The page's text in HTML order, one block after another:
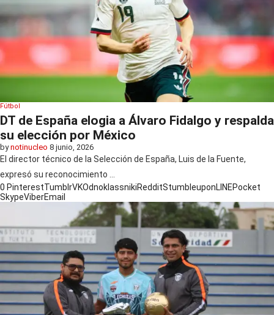
Fútbol
DT de España elogia a Álvaro Fidalgo y respalda
su elección por México
bynotinucleo 8 junio, 2026
El director técnico de la Selección de España, Luis de la Fuente,
expresó su reconocimiento …
0 PinterestTumblrVKOdnoklassnikiRedditStumbleuponLINEPocket
SkypeViberEmail